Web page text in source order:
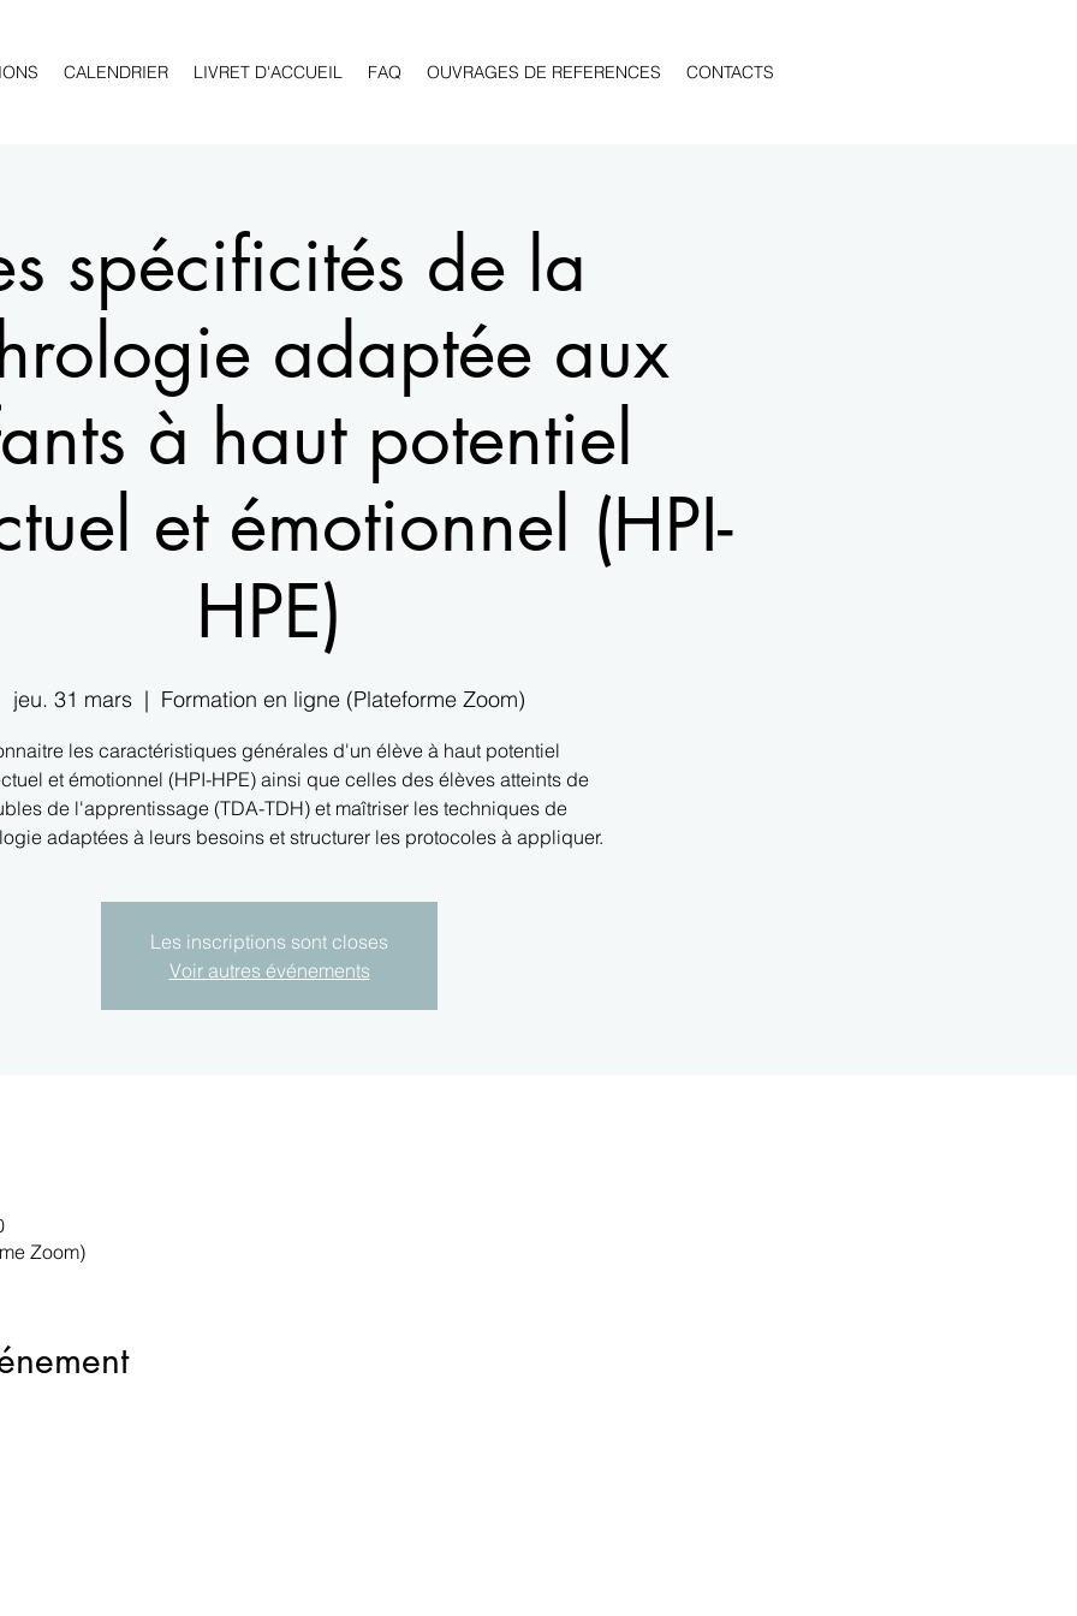
CALENDRIER LIVRET D'ACCUEIL FAQ OUVRAGES DE REFERENCES CONTACTS
spécificités de la
adaptée aux
à haut potentiel
et émotionnel (HPI-
HPE)
jeu. 31 mars
  |
Formation en ligne (Plateforme Zoom)
les caractéristiques générales d'un élève à haut potentiel
et émotionnel (HPI-HPE) ainsi que celles des élèves atteints de
de l'apprentissage (TDA-TDH) et maîtriser les techniques de
adaptées à leurs besoins et structurer les protocoles à appliquer.
Les inscriptions sont closes
Voir autres événements
Zoom)